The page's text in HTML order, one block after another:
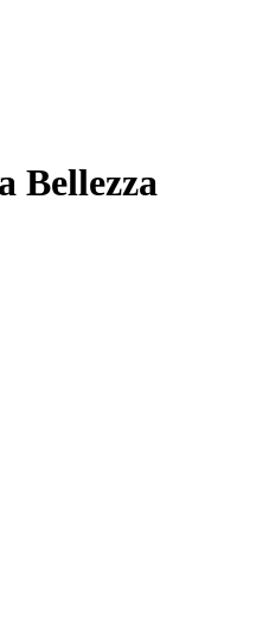
Bellezza